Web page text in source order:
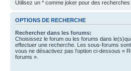
Utilisez un * comme joker pour des recherches
OPTIONS DE RECHERCHE
Rechercher dans les forums:
Choisissez le forum ou les forums dans
effectuer une recherche. Les sous-forums
vous ne désactivez pas l’option ci-dessous «
forums ».